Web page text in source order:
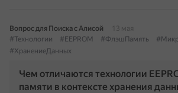
Вопрос для Поиска с Алисой
13 мая
#Технологии
#EEPROM #ФлэшПамять
#ХранениеДанных
Чем отличаются технологии
памяти в контексте хранения